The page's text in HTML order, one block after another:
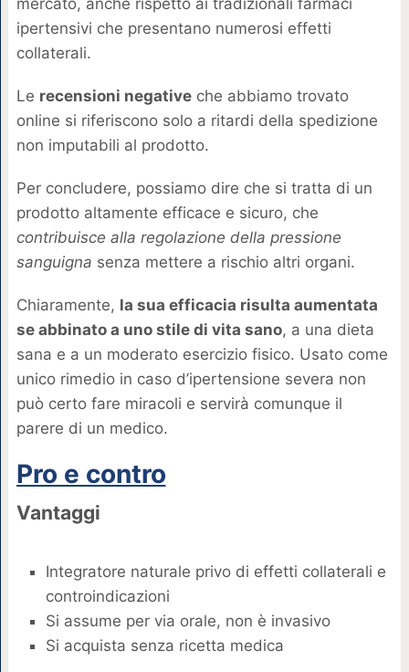
mercato, anche rispetto ai tradizionali farmaci
ipertensivi che presentano numerosi effetti
collaterali.
Le recensioni negativeche abbiamo trovato
online si riferiscono solo a ritardi della spedizione
non imputabili al prodotto.
Per concludere, possiamo dire che si tratta di un
prodotto altamente efficace e sicuro, che
contribuisce alla regolazione della pressione
sanguigna senza mettere a rischio altri organi.
Chiaramente, la sua efficacia risulta aumentata
se abbinato a uno stile di vita sano, a una dieta
sana e a un moderato esercizio fisico. Usato come
unico rimedio in caso d’ipertensione severa non
può certo fare miracoli e servirà comunque il
parere di un medico.
Pro e contro
Vantaggi
Integratore naturale privo di effetti collaterali e
controindicazioni
Si assume per via orale, non è invasivo
Si acquista senza ricetta medica